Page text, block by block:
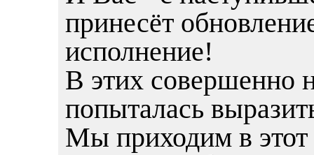
принесёт
исполнение!
В этих совершенно
попыталась
Мы приходим в этот